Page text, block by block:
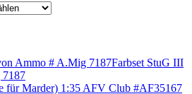
Farbset StuG III